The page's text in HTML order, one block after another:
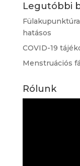
Legutóbbi
hatásos
COVID-19
Menstruációs
Rólunk